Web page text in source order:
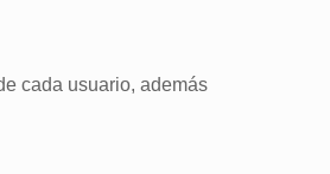
cada usuario, además